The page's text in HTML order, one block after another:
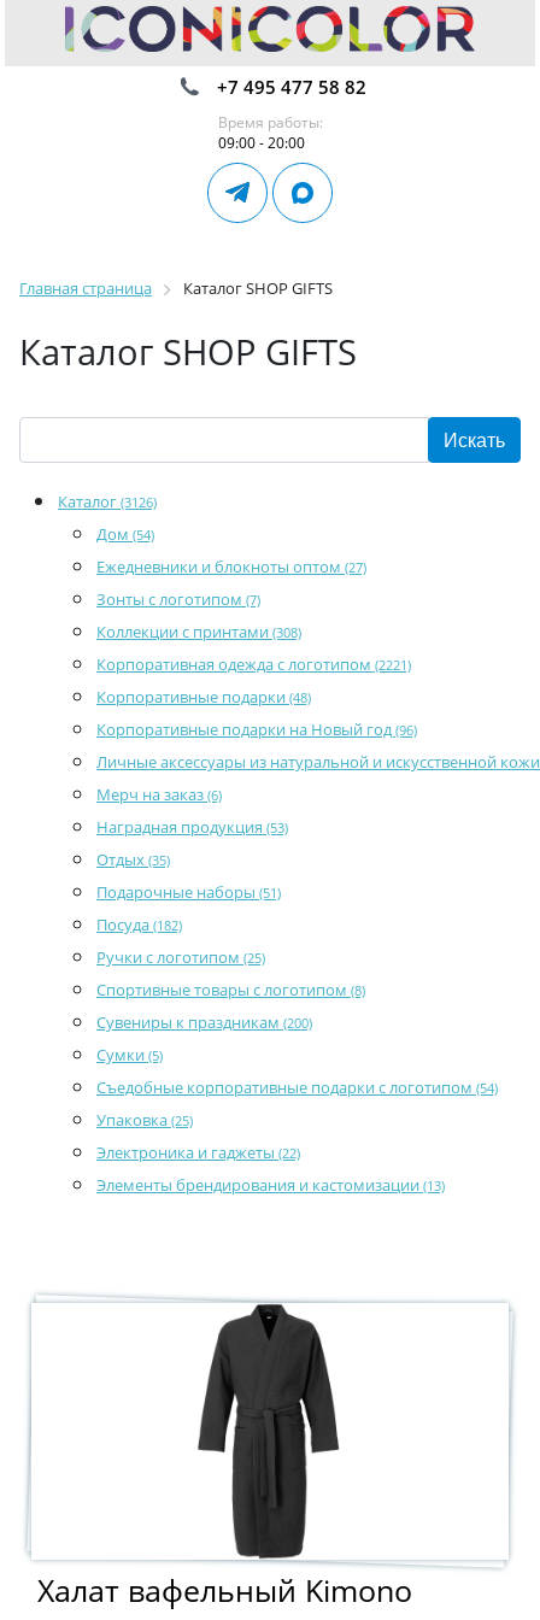
+7 495 477 58 82
Время работы:
09:00 - 20:00
Главная страница Каталог SHOP GIFTS
Каталог SHOP GIFTS
Каталог (3126)
Дом (54)
Ежедневники и блокноты оптом (27)
Зонты с логотипом (7)
Коллекции с принтами (308)
Корпоративная одежда с логотипом (2221)
Корпоративные подарки (48)
Корпоративные подарки на Новый год(96)
Личные аксессуары из натуральной и искусственной
Мерч на заказ (6)
Наградная продукция (53)
Отдых (35)
Подарочные наборы (51)
Посуда (182)
Ручки с логотипом (25)
Спортивные товары с логотипом (8)
Сувениры к праздникам (200)
Сумки (5)
Съедобные корпоративные подарки с логотипом (54)
Упаковка (25)
Электроника и гаджеты (22)
Элементы брендирования и кастомизации (13)
Халат вафельный Kimono